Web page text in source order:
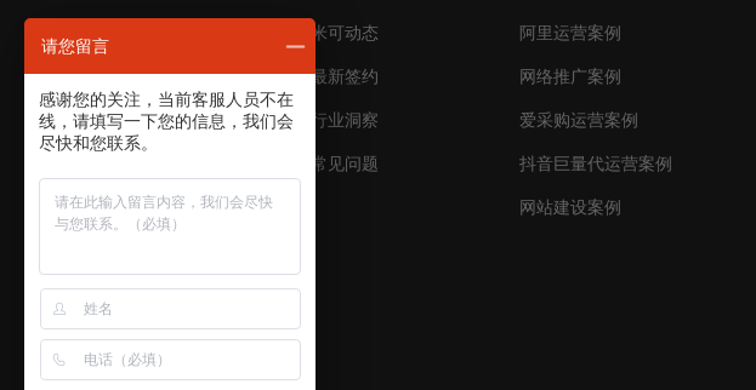
电商代运营
搜索引擎推广
平台开发
米可动态
最新签约
行业洞察
常见问题
阿里运营案例
网络推广案例
爱采购运营案例
抖音巨量代运营案例
网站建设案例
请您留言
感谢您的关注，当前客服人员不在
线，请填写一下您的信息，我们会
尽快和您联系。